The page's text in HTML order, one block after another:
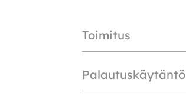
Toimitus
Palautuskäytäntö